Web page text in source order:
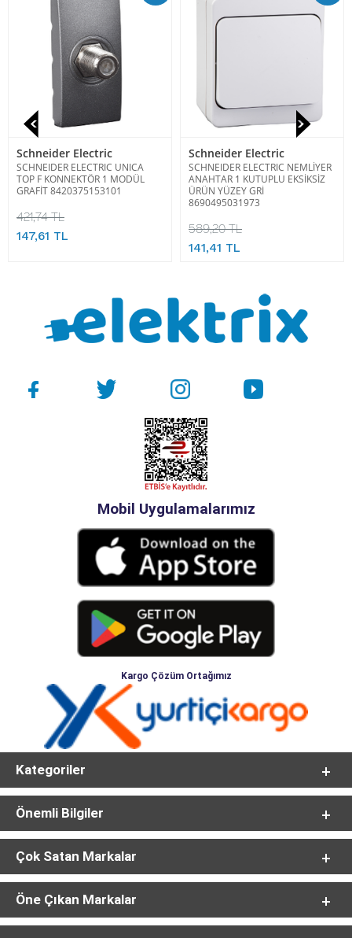
Schneider Electric
SCHNEIDER ELECTRIC UNICA
TOP F KONNEKTÖR 1 MODÜL
GRAFİT 8420375153101
421,74 TL
147,61 TL
Schneider Electric
SCHNEIDER ELECTRIC NEMLİYER
ANAHTAR 1 KUTUPLU EKSİKSİZ
ÜRÜN YÜZEY GRİ
8690495031973
589,20 TL
141,41 TL
Mobil Uygulamalarımız
Kargo Çözüm Ortağımız
Kategoriler
Önemli Bilgiler
Çok Satan Markalar
Öne Çıkan Markalar